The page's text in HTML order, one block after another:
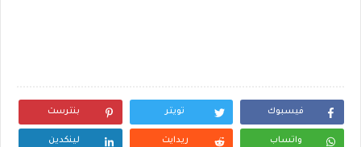
فيسبوك تويتر بنترست
واتساب ريدايت لينكدين